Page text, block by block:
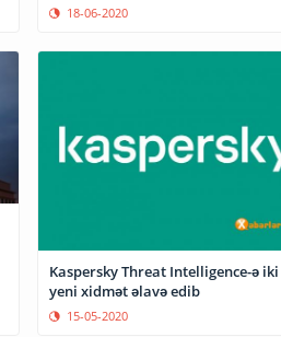
18-06-2020
Kaspersky Threat Intelligence-ə iki
yeni xidmət əlavə edib
15-05-2020